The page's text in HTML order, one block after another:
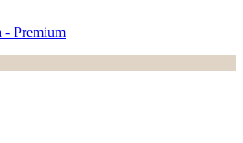
- Premium